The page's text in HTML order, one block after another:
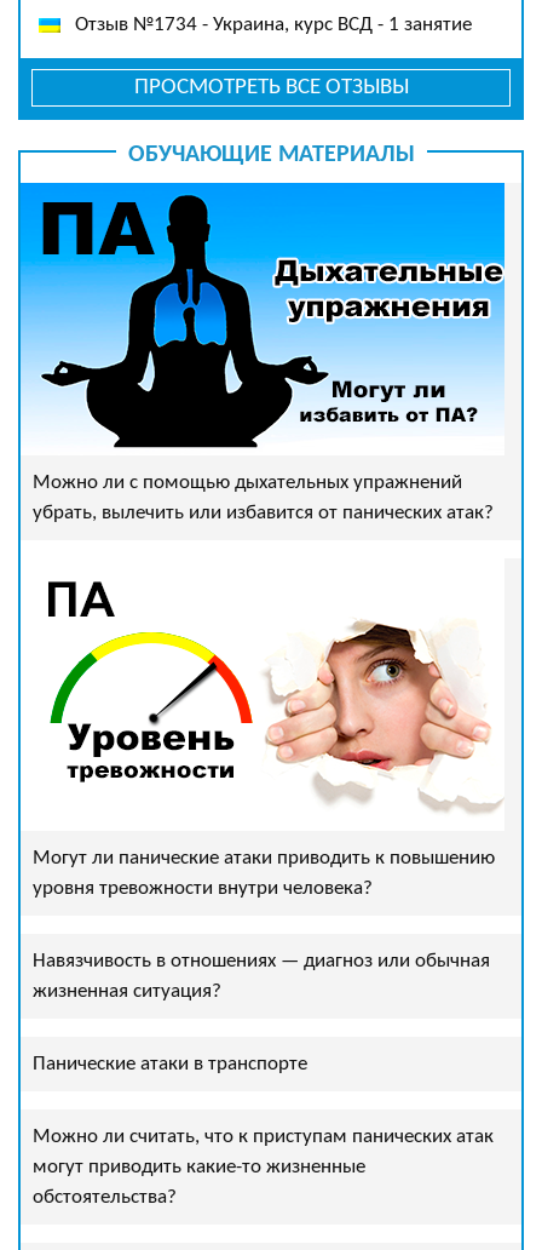
Отзыв №1734 - Украина, курс ВСД - 1 занятие
ПРОСМОТРЕТЬ ВСЕ ОТЗЫВЫ
ОБУЧАЮЩИЕ МАТЕРИАЛЫ
Можно ли с помощью дыхательных упражнений
убрать, вылечить или избавится от панических атак?
Могут ли панические атаки приводить к повышению
уровня тревожности внутри человека?
Навязчивость в отношениях — диагноз или обычная
жизненная ситуация?
Панические атаки в транспорте
Можно ли считать, что к приступам панических атак
могут приводить какие-то жизненные
обстоятельства?